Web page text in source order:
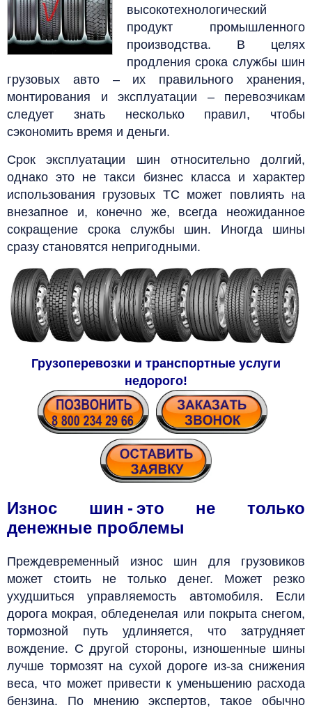
высокотехнологический
продукт промышленного
производства. В целях
продления срока службы шин
грузовых авто – их правильного хранения,
монтирования и эксплуатации – перевозчикам
следует знать несколько правил, чтобы
сэкономить время и деньги.
Срок эксплуатации шин относительно долгий,
однако это не такси бизнес класса и характер
использования грузовых ТС может повлиять на
внезапное и, конечно же, всегда неожиданное
сокращение срока службы шин. Иногда шины
сразу становятся непригодными.
Грузоперевозки и транспортные услуги
недорого!
Износ шин - это не только
денежные проблемы
Преждевременный износ шин для грузовиков
может стоить не только денег. Может резко
ухудшиться управляемость автомобиля. Если
дорога мокрая, обледенелая или покрыта снегом,
тормозной путь удлиняется, что затрудняет
вождение. С другой стороны, изношенные шины
лучше тормозят на сухой дороге из-за снижения
веса, что может привести к уменьшению расхода
бензина. По мнению экспертов, такое обычно